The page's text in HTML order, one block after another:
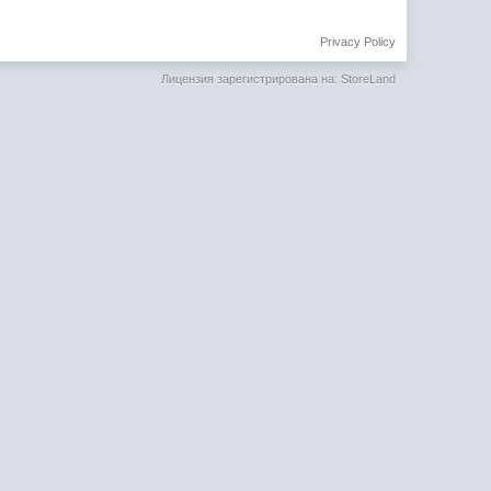
Privacy Policy
Лицензия зарегистрирована на: StoreLand